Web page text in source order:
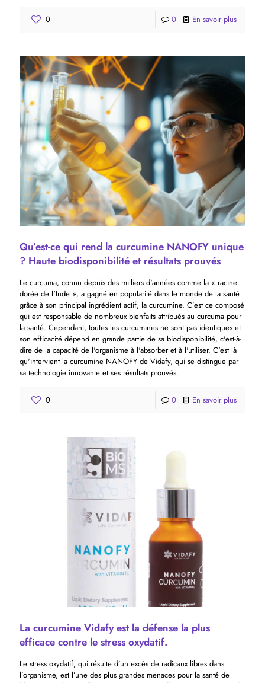
0 0 En savoir plus
Qu’est-ce qui rend la curcumine NANOFY unique
? Haute biodisponibilité et résultats prouvés
Le curcuma, connu depuis des milliers d'années comme la « racine
dorée de l'Inde », a gagné en popularité dans le monde de la santé
grâce à son principal ingrédient actif, la curcumine. C’est ce composé
qui est responsable de nombreux bienfaits attribués au curcuma pour
la santé. Cependant, toutes les curcumines ne sont pas identiques et
son efficacité dépend en grande partie de sa biodisponibilité, c'est-à-
dire de la capacité de l'organisme à l'absorber et à l'utiliser. C'est là
qu'intervient la curcumine NANOFY de Vidafy, qui se distingue par
sa technologie innovante et ses résultats prouvés.
0 0 En savoir plus
La curcumine Vidafy est la défense la plus
efficace contre le stress oxydatif.
Le stress oxydatif, qui résulte d’un excès de radicaux libres dans
l’organisme, est l’une des plus grandes menaces pour la santé de